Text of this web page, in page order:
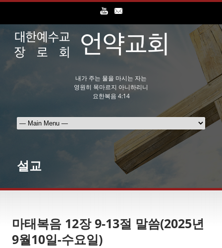
내가 주는 물을 마시는 자는
영원히 목마르지 아니하리니
요한복음 4:14
설교
마태복음 12장 9-13절 말씀(2025년
9월10일-수요일)